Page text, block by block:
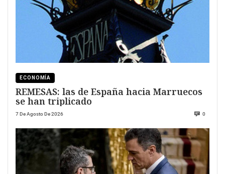
ECONOMÍA
REMESAS: las de España hacia Marruecos
se han triplicado
7 De Agosto De 2026 0